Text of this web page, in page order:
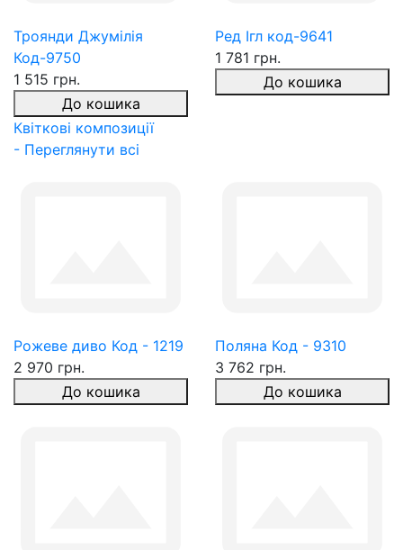
Троянди Джумілія
Код-9750
1 515 грн.
До кошика
Ред Ігл код-9641
1 781 грн.
До кошика
Квіткові композиції
- Переглянути всі
Рожеве диво Код - 1219
2 970 грн.
До кошика
Поляна Код - 9310
3 762 грн.
До кошика